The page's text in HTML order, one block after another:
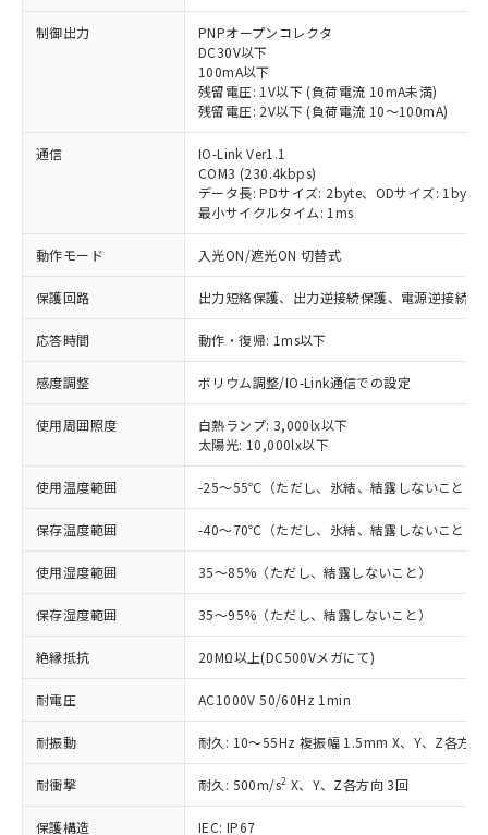
制御出力
PNPオープンコレクタ
DC30V以下
100mA以下
残留電圧: 1V以下 (負荷電流 10mA未満)
残留電圧: 2V以下 (負荷電流 10～100mA)
通信
IO-Link Ver1.1
COM3 (230.4kbps)
データ長: PDサイズ: 2byte、ODサイズ: 1byte
最小サイクルタイム: 1ms
動作モード 入光ON/遮光ON 切替式
保護回路 出力短絡保護、出力逆接続保護、電源逆接続保
応答時間 動作・復帰: 1ms以下
感度調整 ボリウム調整/IO-Link通信での設定
使用周囲照度
白熱ランプ: 3,000lx以下
太陽光: 10,000lx以下
使用温度範囲 -25～55℃（ただし、氷結、結露しないこと）
保存温度範囲 -40～70℃（ただし、氷結、結露しないこと）
使用湿度範囲 35～85%（ただし、結露しないこと）
保存湿度範囲 35～95%（ただし、結露しないこと）
絶縁抵抗 20MΩ以上(DC500Vメガにて)
耐電圧 AC1000V 50/60Hz 1min
耐振動 耐久: 10～55Hz 複振幅 1.5mm X、Y、Z各方
耐衝撃 耐久: 500m/s2 X、Y、Z各方向 3回
保護構造 IEC: IP67
ご利用条件
以下の条件をお読みいただき、同意のうえ
ご利用ください。
本サービスは、当社制御機器事業取扱
商品の当社在庫状況および標準価格
(税抜)を提供させていただくもので
当社制御機器事業取扱商品の中には、
本サービスの対象外となる商品もある
ことをご了承ください。
在庫状況および標準価格照会結果は、
記載している更新日時点での社内デー
タに基づき作成されるものであり、閲
覧された時点での実際の在庫および標
※1 対応状況
対応済み：EU RoHS指令（10物質）の
非含有に対応した製品が提供可能な商品で
す。
対応予定：EU RoHS指令（10物質）の非含
有に対応した製品に切り替える予定のある
商品です。
非含有に非対応の商品で、対応品を出す予
定はありません。
非含有の対応状況を調査中または確認中の
非該当品：ライセンス料など無形物で、有
害物質有無と関係のない商品です。
仕入先様の事情により、非含有部品として
いたものが、含有品と判明した場合などや
むを得ず変更することがあります。
*EU RoHS指令（10物質）：
鉛(Pb) 1000ppm以下、 水銀(Hg) 1000ppm以下、 カド
ミウム(Cd) 100ppm以下、
※1 中国RoHS○×表
「○」：最大均質材料含有率が中国RoHSの
基準値以下であることを示します。
「×」：最大均質材料含有率が中国RoHSの
基準値を超えていることを示します。
「－」：未確認です。当社販売部門へお問
い合わせください。
*中国RoHS10物質の基準値 (GB/T26572)：
Pb(鉛) :1000ppm、 Hg(水銀) : 1000ppm、 Cd(カドミウ
当社は、これら貴社製品のうち、外国
為替および外国貿易法に定める商品
（以下｢規制貨物等」という）を輸出
または国外への提供する場合は、日本
国政府の輸出許可(または役務取引許
説明